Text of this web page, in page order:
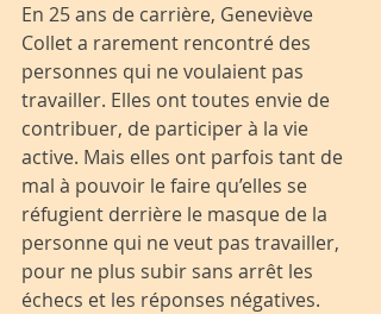
En 25 ans de carrière, Geneviève
Collet a rarement rencontré des
personnes qui ne voulaient pas
travailler. Elles ont toutes envie de
contribuer, de participer à la vie
active. Mais elles ont parfois tant de
mal à pouvoir le faire qu’elles se
réfugient derrière le masque de la
personne qui ne veut pas travailler,
pour ne plus subir sans arrêt les
échecs et les réponses négatives.